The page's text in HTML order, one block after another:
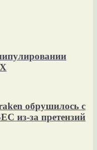
обрушилось с
из-за претензий